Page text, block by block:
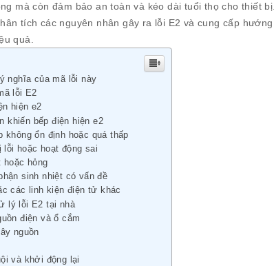
mà còn đảm bảo an toàn và kéo dài tuổi thọ cho thiết bị.
tích các nguyên nhân gây ra lỗi E2 và cung cấp
quả.
nghĩa của mã lỗi này
lỗi E2
hiện e2
khiến bếp điện hiện e2
không ổn định hoặc quá thấp
lỗi hoặc hoạt động sai
hoặc hỏng
sinh nhiệt có vấn đề
các linh kiện điện tử khác
lý lỗi E2 tại nhà
điện và ổ cắm
nguồn
và khởi động lại